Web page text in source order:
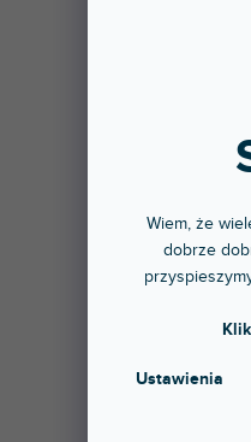
Wiem, że
dobrze
Ustawienia